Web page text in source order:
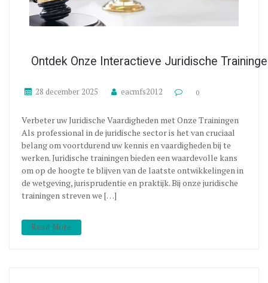
Ontdek Onze Interactieve Juridische
28 december 2025 eacmfs2012 0
Verbeter uw Juridische Vaardigheden met Onze Trainingen
Als professional in de juridische sector is het van cruciaal
belang om voortdurend uw kennis en vaardigheden bij te
werken. Juridische trainingen bieden een waardevolle kans
om op de hoogte te blijven van de laatste ontwikkelingen in
de wetgeving, jurisprudentie en praktijk. Bij onze juridische
trainingen streven we […]
Read More